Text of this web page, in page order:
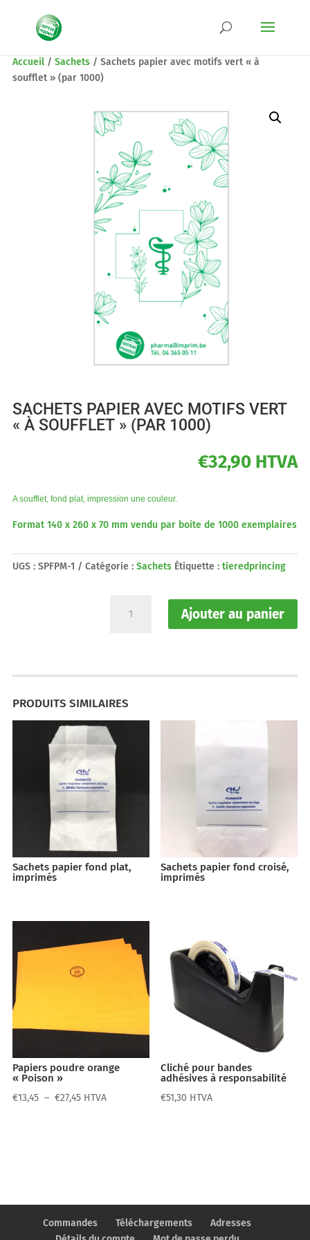
Accueil / Sachets / Sachets papier avec motifs vert « à
soufflet » (par 1000)
SACHETS PAPIER AVEC MOTIFS VERT
« À SOUFFLET » (PAR 1000)
€32,90 HTVA
A soufflet, fond plat, impression une couleur.
Format 140 x 260 x 70 mm vendu par boite de 1000 exemplaires
UGS : SPFPM-1 Catégorie : Sachets Étiquette : tieredprincing
vert
soufflet"
(par
1000)
Ajouter au panier
PRODUITS SIMILAIRES
Sachets papier fond plat,
imprimés
Sachets papier fond croisé,
imprimés
Papiers poudre orange
« Poison »
€13,45 – €27,45Plage
HTVA
Cliché pour bandes
adhésives à responsabilité
€51,30 HTVA
Commandes Téléchargements
Adresses